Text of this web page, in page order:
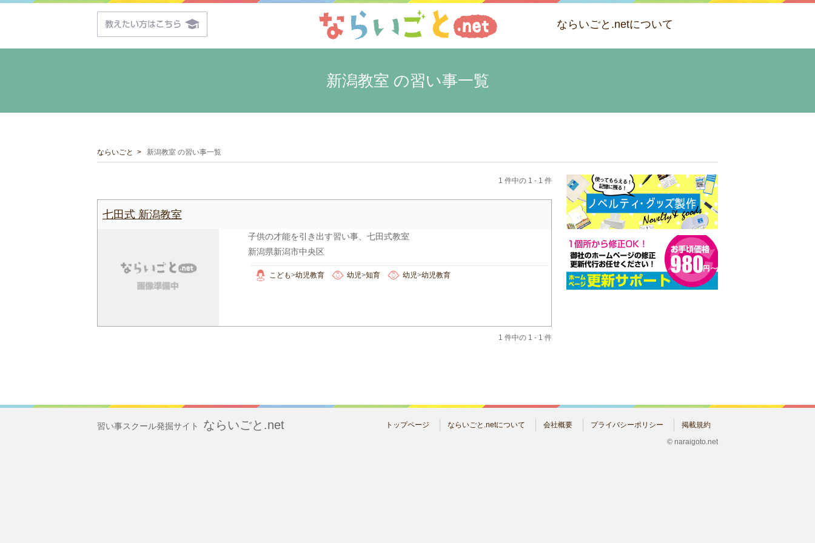
ならいごと.netについて
新潟教室 の習い事一覧
ならいごと 新潟教室 の習い事一覧
1 件中の 1 - 1 件
七田式 新潟教室
子供の才能を引き出す習い事、七田式教室
新潟県新潟市中央区
こども>幼児教育 幼児>知育 幼児>幼児教育
1 件中の 1 - 1 件
習い事スクール発掘サイト ならいごと.net トップページ ならいごと.netについて 会社概要 プライバシーポリシー
掲載規約
© naraigoto.net